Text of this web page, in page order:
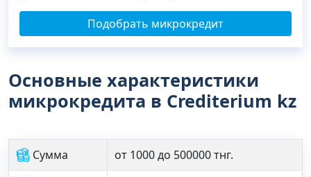
Подобрать микрокредит
Основные характеристики
микрокредита в Crediterium kz
Сумма от 1000 до 500000 тнг.